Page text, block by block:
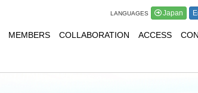
MEMBERS COLLABORATION ACCESS
LANGUAGES Japan